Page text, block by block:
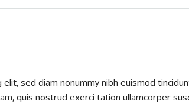
sed diam nonummy nibh euismod
quis nostrud exerci tation ullamcorper